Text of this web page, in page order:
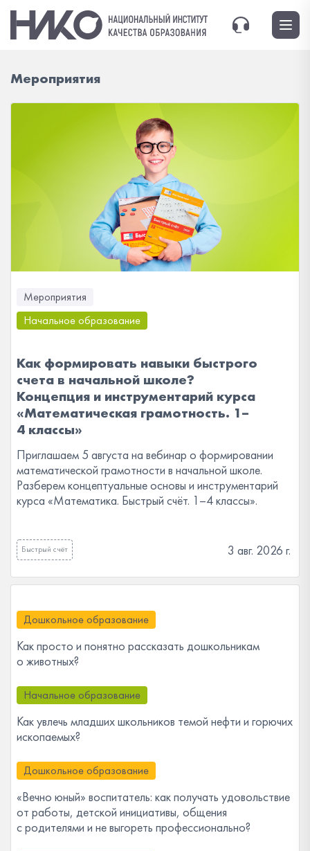
Мероприятия
Мероприятия
Начальное образование
Как формировать навыки быстрого
счета в начальной школе?
Концепция и инструментарий курса
«Математическая грамотность. 1–
4 классы»
Приглашаем 5 августа на вебинар о формировании
математической грамотности в начальной школе.
Разберем концептуальные основы и инструментарий
курса «Математика. Быстрый счёт. 1–4 классы».
Быстрый счёт 3 авг. 2026 г.
Дошкольное образование
Как просто и понятно рассказать дошкольникам
о животных?
Начальное образование
Как увлечь младших школьников темой нефти и горючих
ископаемых?
Дошкольное образование
«Вечно юный» воспитатель: как получать удовольствие
от работы, детской инициативы, общения
с родителями и не выгореть профессионально?